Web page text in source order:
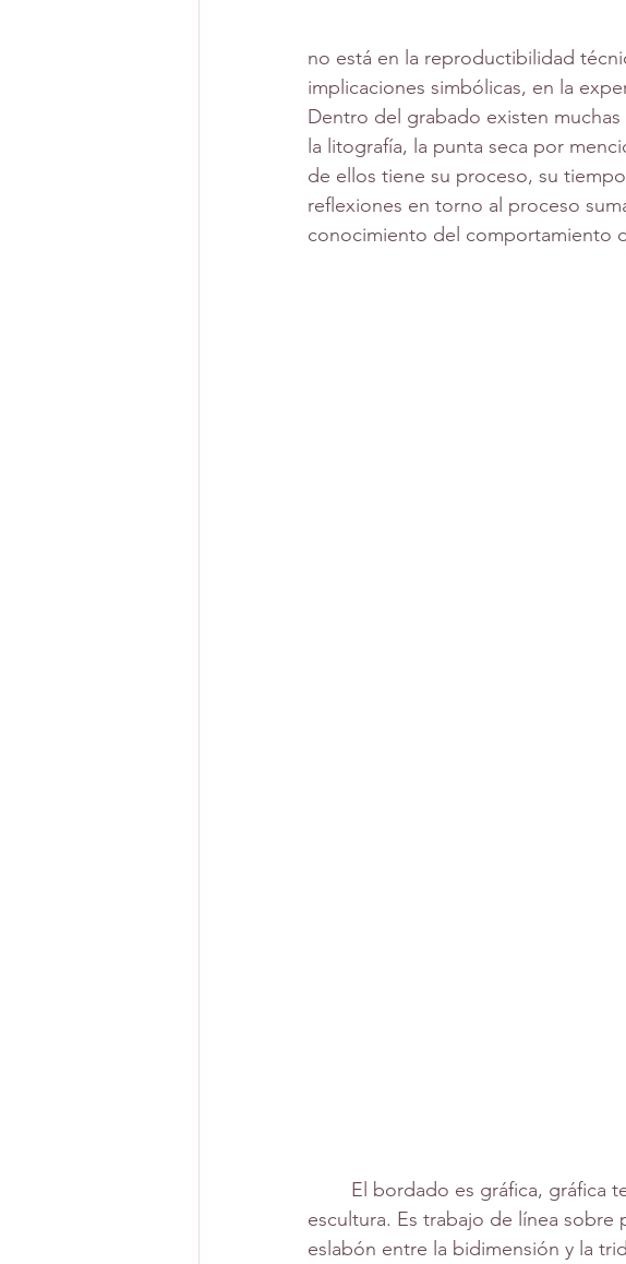
no está en la reproductibilidad
implicaciones simbólicas, en la
Dentro del grabado existen
la litografía, la punta seca por
de ellos tiene su proceso, su
reflexiones en torno al proceso
conocimiento del comportamiento
escultura. Es trabajo de línea sobre
eslabón entre la bidimensión y la